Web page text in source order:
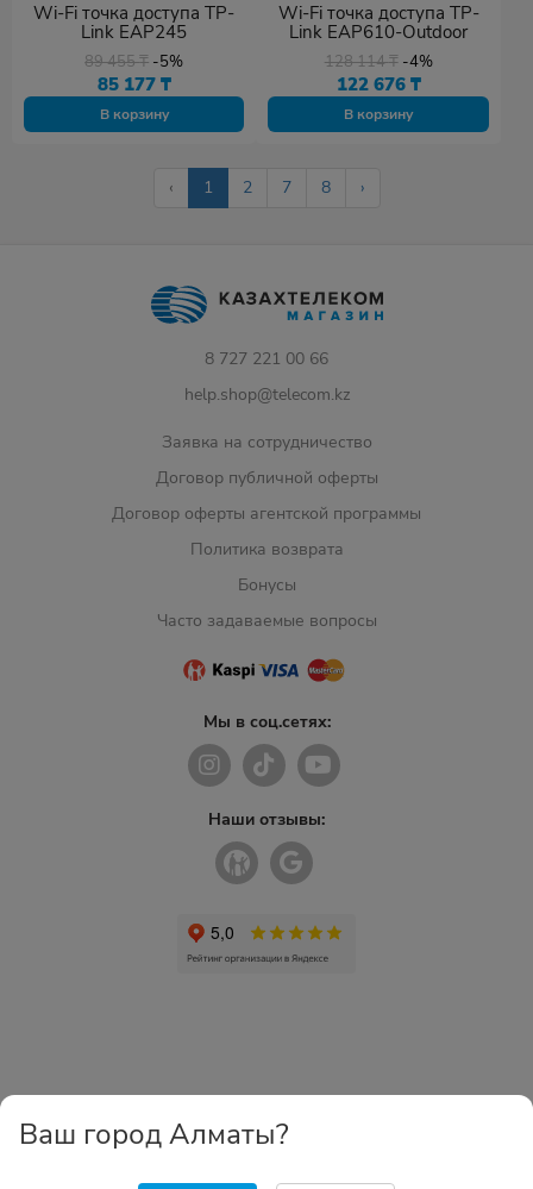
Wi-Fi точка доступа TP-
Link EAP245
89 455₸ -5%
85 177 ₸
В корзину
Wi-Fi точка доступа TP-
Link EAP610-Outdoor
128 114₸ -4%
122 676 ₸
В корзину
‹ 1 2 7 8 ›
8 727 221 00 66
help.shop@telecom.kz
Заявка на сотрудничество
Договор публичной оферты
Договор оферты агентской программы
Политика возврата
Бонусы
Часто задаваемые вопросы
Мы в соц.сетях:
Наши отзывы:
Ваш город Алматы?